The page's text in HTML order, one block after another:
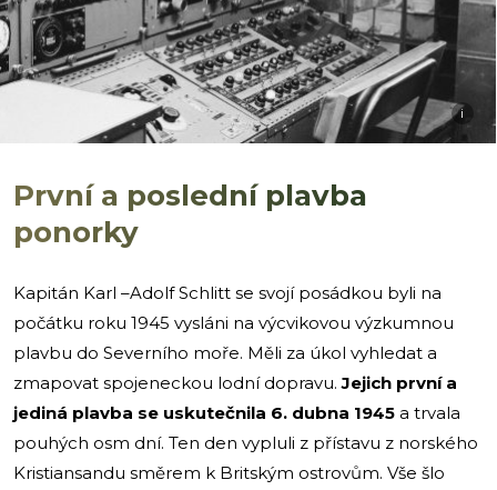
i
První a poslední plavba
ponorky
Kapitán Karl –Adolf Schlitt se svojí posádkou byli na
počátku roku 1945 vysláni na výcvikovou výzkumnou
plavbu do Severního moře. Měli za úkol vyhledat a
zmapovat spojeneckou lodní dopravu. Jejich první a
jediná plavba se uskutečnila 6. dubna 1945 a trvala
pouhých osm dní. Ten den vypluli z přístavu z norského
Kristiansandu směrem k Britským ostrovům. Vše šlo